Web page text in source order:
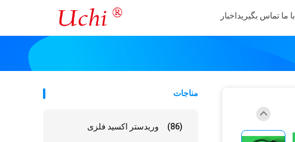
با ما تماس بگیریداخبار
مناجات
وریدستر اکسید فلزی (86)